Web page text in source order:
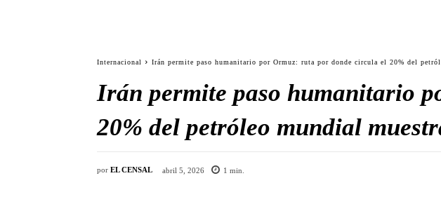
Internacional Irán permite paso humanitario por Ormuz: ruta por donde circula el 20% del
Irán permite paso humanitario
20% del petróleo mundial
por EL CENSAL abril 5, 2026 1 min.